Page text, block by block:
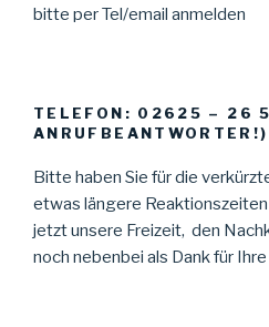
bitte per Tel/email anmelden
TELEFON: 02625 – 26
ANRUFBEANTWORTER!)
Bitte haben Sie für die
etwas längere
jetzt unsere Freizeit, den
noch nebenbei als Dank für Ihre